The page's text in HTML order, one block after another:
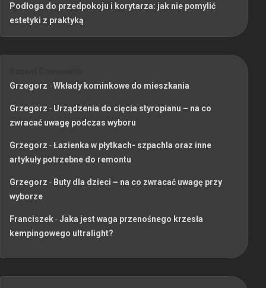
Podłoga do przedpokoju i korytarza: jak nie pomylić
estetyki z praktyką
Grzegorz -Wkłady kominkowe do mieszkania
Grzegorz - Urządzenia do cięcia styropianu – na co
zwracać uwagę podczas wyboru
Grzegorz -Łazienka w płytkach- szpachla oraz inne
artykuły potrzebne do remontu
Grzegorz - Buty dla dzieci – na co zwracać uwagę przy
wyborze
Franciszek-Jaka jest waga przenośnego krzesła
kempingowego ultralight?